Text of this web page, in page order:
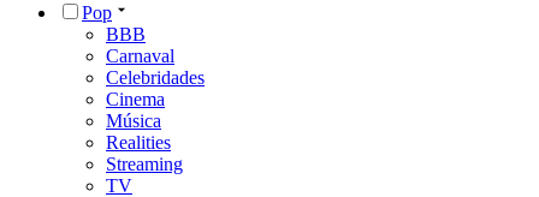
Pop
BBB
Carnaval
Celebridades
Cinema
Música
Realities
Streaming
TV